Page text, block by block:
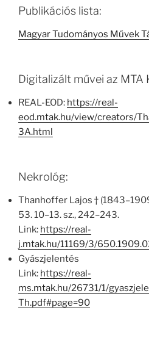
Publikációs lista:
Magyar Tudományos Művek
Digitalizált művei az MTA
REAL-EOD: https://real-
eod.mtak.hu/view/creators/
3A.html
Nekrológ:
Thanhoffer Lajos †
53. 10–13. sz., 242–243.
Link: https://real-
j.mtak.hu/11169/3/
Gyászjelentés
Link: https://real-
ms.mtak.hu/26731/1/
Th.pdf#page=90